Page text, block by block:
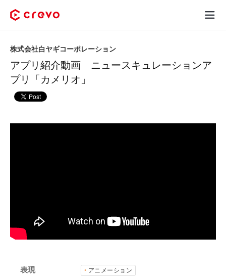
採用コンテンツ制作
サービス
制作実績
会社概要
アプリ紹介動画 ニュースキュレーションア
プリ「カメリオ」
株式会社白ヤギコーポレーション
表現 アニメーション